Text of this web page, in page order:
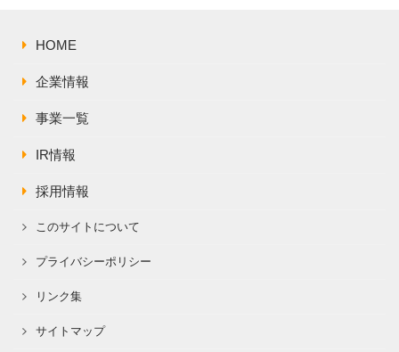
HOME
企業情報
事業一覧
IR情報
採用情報
このサイトについて
プライバシーポリシー
リンク集
サイトマップ